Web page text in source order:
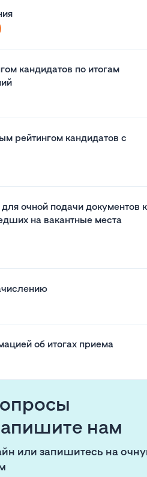
кандидатов по итогам
рейтингом кандидатов с
очной подачи документов к
на вакантные места
об итогах приема
нам
или запишитесь на